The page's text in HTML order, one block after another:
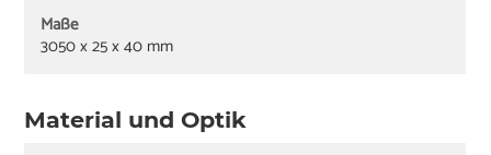
Maße
3050 x 25 x 40 mm
Material und Optik